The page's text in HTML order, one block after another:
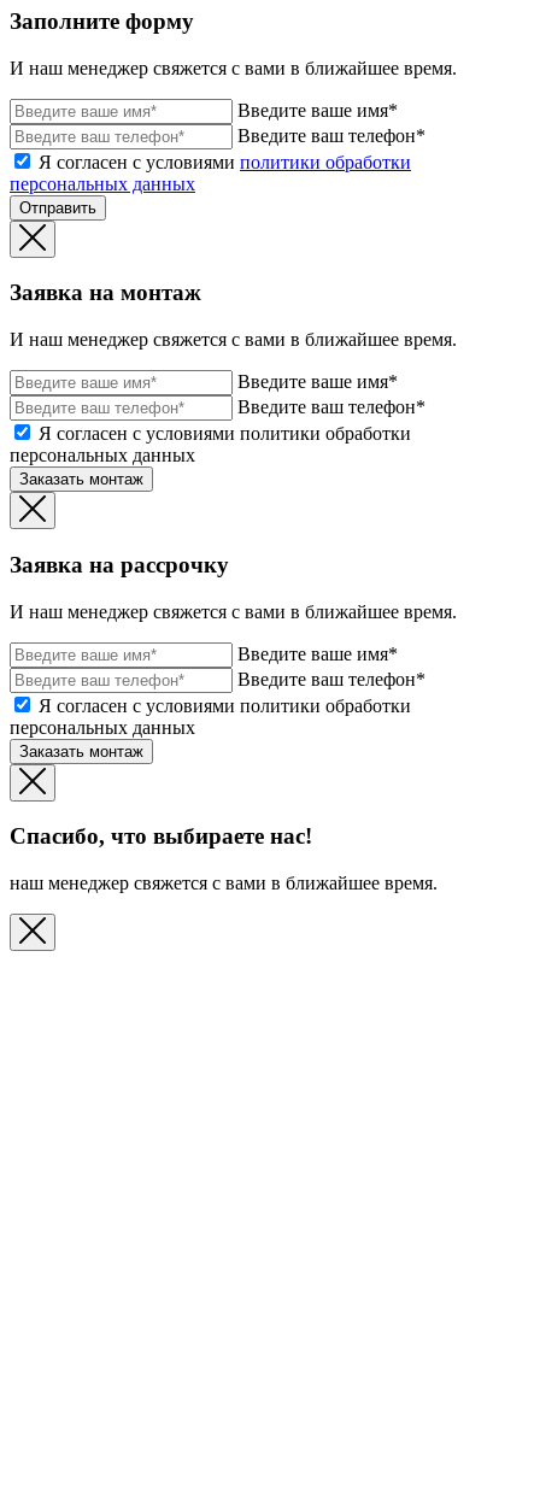
Заполните форму
И наш менеджер свяжется с вами в ближайшее время.
Введите ваше имя*
Введите ваш телефон*
Я согласен с условиями политики обработки
персональных данных
Отправить
Заявка на монтаж
И наш менеджер свяжется с вами в ближайшее время.
Введите ваше имя*
Введите ваш телефон*
Я согласен с условиями политики обработки
персональных данных
Заказать монтаж
Заявка на рассрочку
И наш менеджер свяжется с вами в ближайшее время.
Введите ваше имя*
Введите ваш телефон*
Я согласен с условиями политики обработки
персональных данных
Заказать монтаж
Спасибо, что выбираете нас!
наш менеджер свяжется с вами в ближайшее время.